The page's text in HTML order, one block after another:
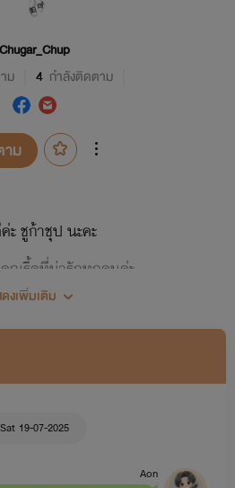
Chugar_Chup
ม 4 กำลังติดตาม
ม
ะ ชูก้าชุป นะคะ
ณรี้ดที่น่ารักทุกคนค่ะ
มด้วยนะคะ (>̯-̮<̯)
งเพิ่มเติม
Sat 19-07-2025
Aon